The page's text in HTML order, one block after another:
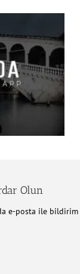
Olun
e-posta ile